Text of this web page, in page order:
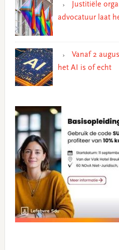
Justitiële
advocatuur laat
Vanaf 2
het AI is of echt